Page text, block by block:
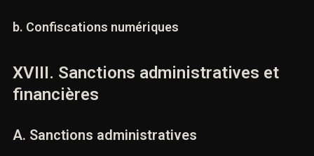
a. Interdictions professionnelles
financières